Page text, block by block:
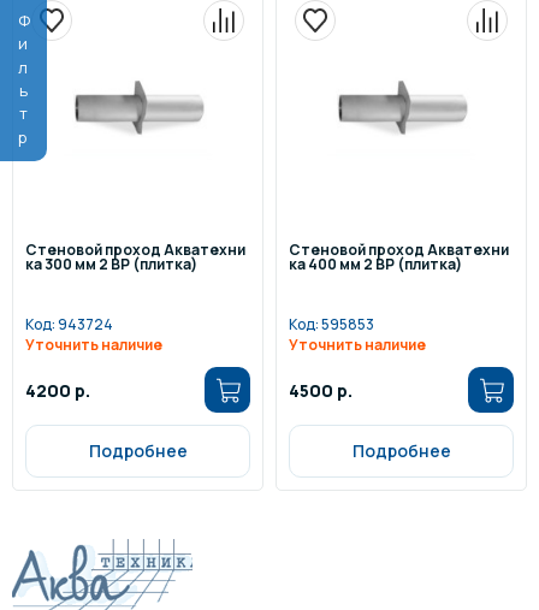
Фильтр
Стеновой проход Акватехни
ка 300 мм 2 ВР (плитка)
Код:943724
Уточнить наличие
4200 р.
Подробнее
Стеновой проход Акватехни
ка 400 мм 2 ВР (плитка)
Код:595853
Уточнить наличие
4500 р.
Подробнее